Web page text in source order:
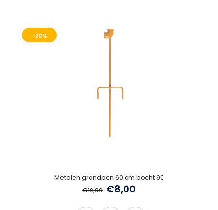
-20%
Metalen grondpen 60 cm bocht 90
€10,00 €8,00